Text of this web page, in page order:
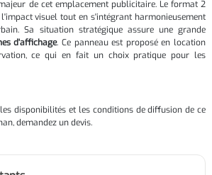
de cet emplacement publicitaire. Le format 2
visuel tout en s'intégrant harmonieusement
Sa situation stratégique assure une grande
d'affichage. Ce panneau est proposé en location
ce qui en fait un choix pratique pour les
disponibilités et les conditions de diffusion de ce
demandez un devis.